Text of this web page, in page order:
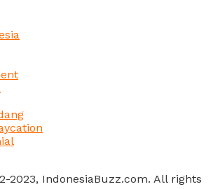
2023, IndonesiaBuzz.com. All rights